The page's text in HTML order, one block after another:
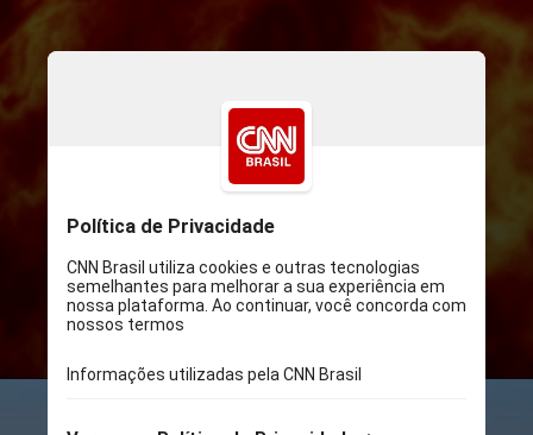
A explosão, de menos de um
milissegundo, liberou a quantidade
de energia que o Sol emite em três
décadas